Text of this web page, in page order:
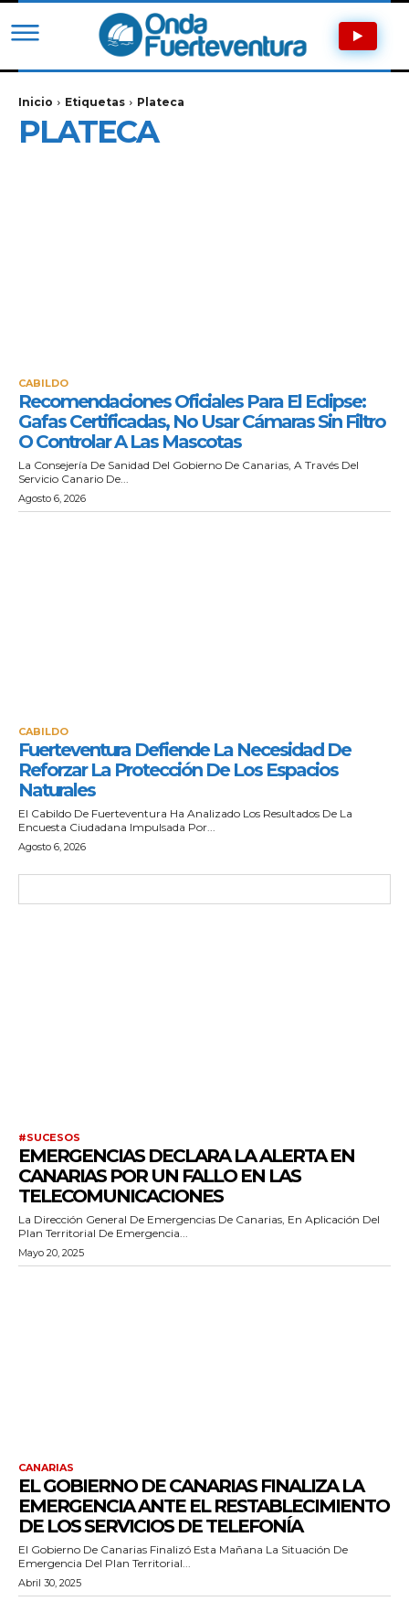
Inicio Etiquetas Plateca
PLATECA
CABILDO
Recomendaciones Oficiales Para El Eclipse:
Gafas Certificadas, No Usar Cámaras Sin Filtro
O Controlar A Las Mascotas
La Consejería De Sanidad Del Gobierno De Canarias, A Través Del
Servicio Canario De...
Agosto 6, 2026
CABILDO
Fuerteventura Defiende La Necesidad De
Reforzar La Protección De Los Espacios
Naturales
El Cabildo De Fuerteventura Ha Analizado Los Resultados De La
Encuesta Ciudadana Impulsada Por...
Agosto 6, 2026
#SUCESOS
EMERGENCIAS DECLARA LA ALERTA EN
CANARIAS POR UN FALLO EN LAS
TELECOMUNICACIONES
La Dirección General De Emergencias De Canarias, En Aplicación Del
Plan Territorial De Emergencia...
Mayo 20, 2025
CANARIAS
EL GOBIERNO DE CANARIAS FINALIZA LA
EMERGENCIA ANTE EL RESTABLECIMIENTO
DE LOS SERVICIOS DE TELEFONÍA
El Gobierno De Canarias Finalizó Esta Mañana La Situación De
Emergencia Del Plan Territorial...
Abril 30, 2025